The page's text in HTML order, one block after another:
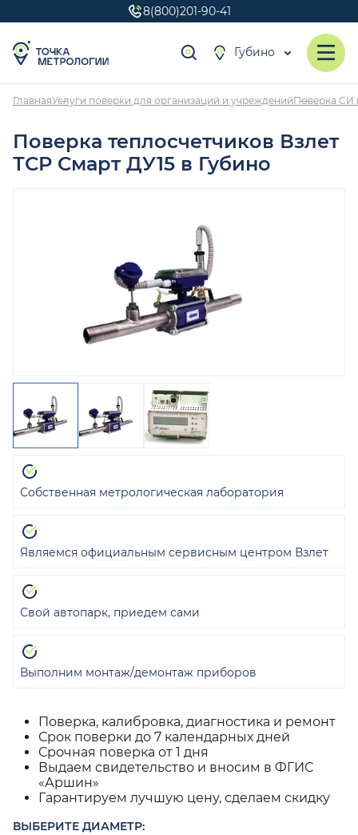
8(800)201-90-41
Губино
ГлавнаяУслуги поверки для организаций и учрежденийПоверка СИ
Поверка теплосчетчиков Взлет
ТСР Смарт ДУ15 в Губино
Поверка, калибровка, диагностика и ремонт
Срок поверки до 7 календарных дней
Срочная поверка от 1 дня
Выдаем свидетельство и вносим в ФГИС
«Аршин»
Гарантируем лучшую цену, сделаем скидку
ВЫБЕРИТЕ ДИАМЕТР:
Собственная метрологическая лаборатория
Являемся официальным сервисным центром Взлет
Свой автопарк, приедем сами
Выполним монтаж/демонтаж приборов